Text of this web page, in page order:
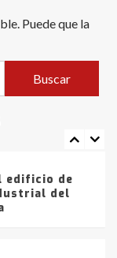
Puede que la
gran parte
en la
edificio de
del